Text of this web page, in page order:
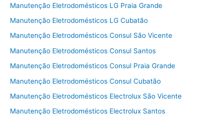
Manutenção Eletrodomésticos LG Praia Grande
Manutenção Eletrodomésticos LG Cubatão
Manutenção Eletrodomésticos Consul São Vicente
Manutenção Eletrodomésticos Consul Santos
Manutenção Eletrodomésticos Consul Praia Grande
Manutenção Eletrodomésticos Consul Cubatão
Manutenção Eletrodomésticos Electrolux São Vicente
Manutenção Eletrodomésticos Electrolux Santos